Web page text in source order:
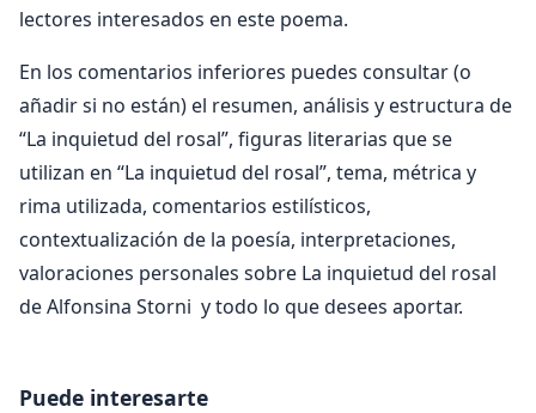
lectores interesados en este poema.
En los comentarios inferiores puedes consultar (o
añadir si no están) el resumen, análisis y estructura de
“La inquietud del rosal”, figuras literarias que se
utilizan en “La inquietud del rosal”, tema, métrica y
rima utilizada, comentarios estilísticos,
contextualización de la poesía, interpretaciones,
valoraciones personales sobre La inquietud del rosal
de Alfonsina Storni y todo lo que desees aportar.
Puede interesarte